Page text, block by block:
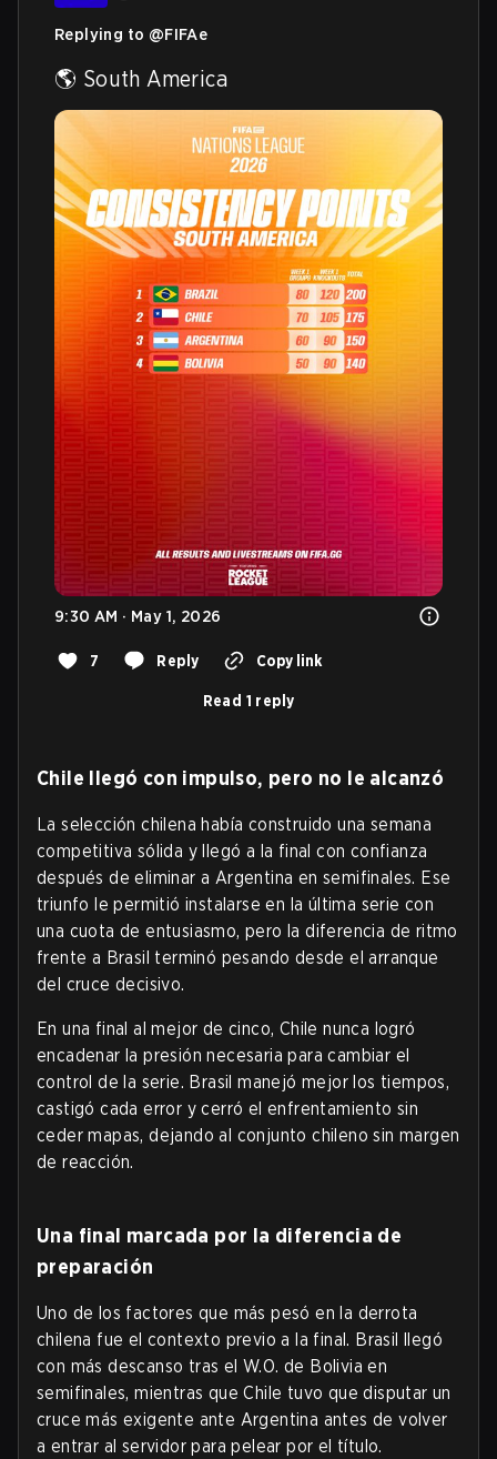
Replying to @FIFAe
🌎 South America
9:30 AM · May 1, 2026
7 Reply Copy link
Read 1 reply
Chile llegó con impulso, pero no le alcanzó
La selección chilena había construido una semana
competitiva sólida y llegó a la final con confianza
después de eliminar a Argentina en semifinales. Ese
triunfo le permitió instalarse en la última serie con
una cuota de entusiasmo, pero la diferencia de ritmo
frente a Brasil terminó pesando desde el arranque
del cruce decisivo.
En una final al mejor de cinco, Chile nunca logró
encadenar la presión necesaria para cambiar el
control de la serie. Brasil manejó mejor los tiempos,
castigó cada error y cerró el enfrentamiento sin
ceder mapas, dejando al conjunto chileno sin margen
de reacción.
Una final marcada por la diferencia de
preparación
Uno de los factores que más pesó en la derrota
chilena fue el contexto previo a la final. Brasil llegó
con más descanso tras el W.O. de Bolivia en
semifinales, mientras que Chile tuvo que disputar un
cruce más exigente ante Argentina antes de volver
a entrar al servidor para pelear por el título.